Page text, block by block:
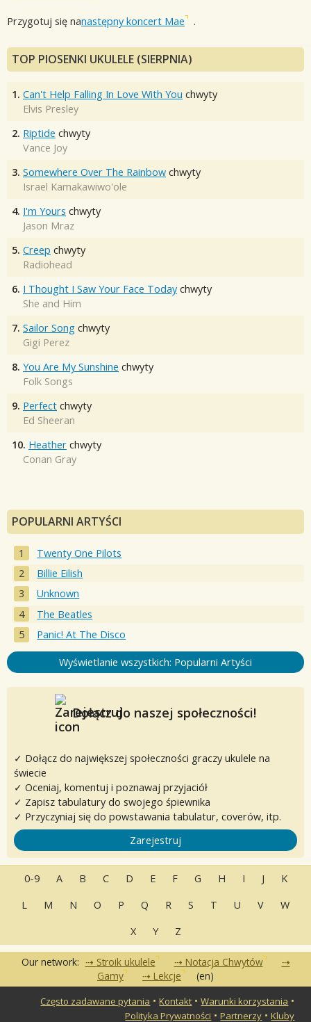
Przygotuj się nanastępny koncert Mae .
TOP PIOSENKI UKULELE (SIERPNIA)
1. Can't Help Falling In Love With You chwyty
Elvis Presley
2. Riptide chwyty
Vance Joy
3. Somewhere Over The Rainbow chwyty
Israel Kamakawiwo'ole
4. I'm Yours chwyty
Jason Mraz
5. Creep chwyty
Radiohead
6. I Thought I Saw Your Face Today chwyty
She and Him
7. Sailor Song chwyty
Gigi Perez
8. You Are My Sunshine chwyty
Folk Songs
9. Perfect chwyty
Ed Sheeran
10. Heather chwyty
Conan Gray
POPULARNI ARTYŚCI
Twenty One Pilots
Billie Eilish
Unknown
The Beatles
Panic! At The Disco
Wyświetlanie wszystkich: Popularni Artyści
Dołącz do naszej społeczności!
✓ Dołącz do największej społeczności graczy ukulele na
świecie
✓ Oceniaj, komentuj i poznawaj przyjaciół
✓ Zapisz tabulatury do swojego śpiewnika
✓ Przyczyniaj się do powstawania tabulatur, coverów, itp.
Zarejestruj
0-9 A B C D E F G H I J
K
L
M N O P Q R S T U V
W
X
Y Z
Our network: Stroik ukulele
Notacja Chwytów
Gamy
Lekcje (en)
Często zadawane pytania •Kontakt •Warunki korzystania •
Polityka Prywatności •Partnerzy •Kluby